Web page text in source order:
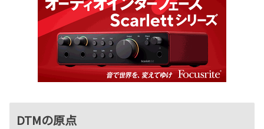
DTMの原点